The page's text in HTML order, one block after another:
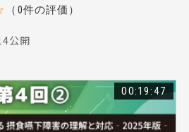
（0件の評価）
公開
00:19:47